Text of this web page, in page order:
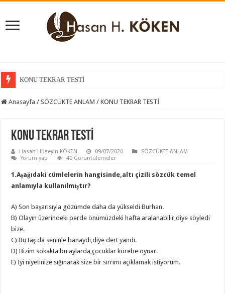
KONU TEKRAR TESTİ
KONU KAVRAMA TESTİ
Anasayfa / SÖZCÜKTE ANLAM / KONU TEKRAR TESTİ
KONU TEKRAR TESTİ
Hasan Hüseyin KÖKEN 09/07/2020
SÖZCÜKTE ANLAM
Yorum yap
40 Görüntülemeler
1.Aşağıdaki cümlelerin hangisinde,altı çizili sözcük temel
anlamıyla kullanılmıştır?
A) Son başarısıyla gözümde daha da yükseldi Burhan.
B) Olayın üzerindeki perde önümüzdeki hafta aralanabilir,diye söyledi
bize.
C) Bu taş da seninle banaydı,diye dert yandı.
D) Bizim sokakta bu aylarda,çocuklar körebe oynar.
E) İyi niyetinize sığınarak size bir sırrımı açıklamak istiyorum.